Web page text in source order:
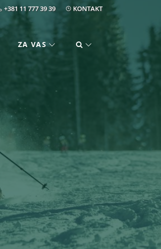
+381 11 777 39 39 KONTAKT
ZA VAS